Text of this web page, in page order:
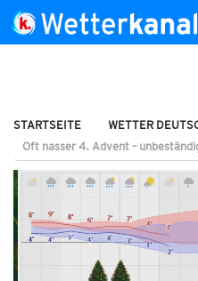
STARTSEITE
WETTER
Oft nasser 4. Advent –